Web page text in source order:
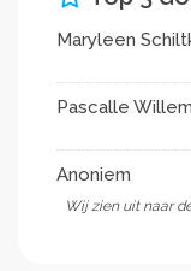
Maryleen
Pascalle
Anoniem
Wij zien uit naar